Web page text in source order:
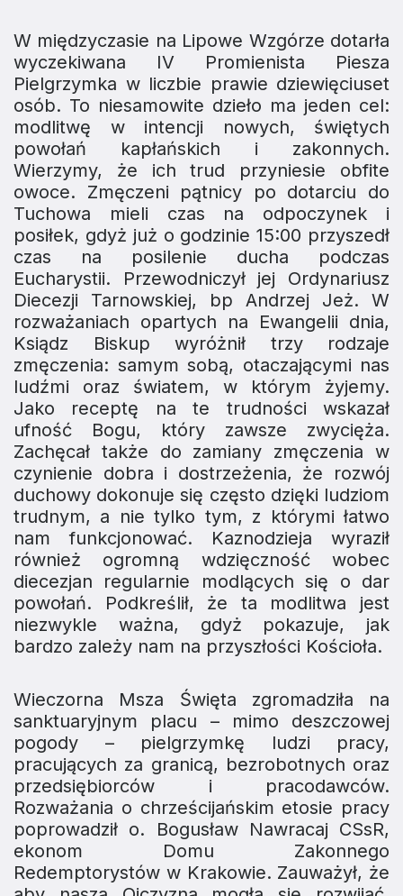
W międzyczasie na Lipowe Wzgórze dotarła
wyczekiwana IV Promienista Piesza
Pielgrzymka w liczbie prawie dziewięciuset
osób. To niesamowite dzieło ma jeden cel:
modlitwę w intencji nowych, świętych
powołań kapłańskich i zakonnych.
Wierzymy, że ich trud przyniesie obfite
owoce. Zmęczeni pątnicy po dotarciu do
Tuchowa mieli czas na odpoczynek i
posiłek, gdyż już o godzinie 15:00 przyszedł
czas na posilenie ducha podczas
Eucharystii. Przewodniczył jej Ordynariusz
Diecezji Tarnowskiej, bp Andrzej Jeż. W
rozważaniach opartych na Ewangelii dnia,
Ksiądz Biskup wyróżnił trzy rodzaje
zmęczenia: samym sobą, otaczającymi nas
ludźmi oraz światem, w którym żyjemy.
Jako receptę na te trudności wskazał
ufność Bogu, który zawsze zwycięża.
Zachęcał także do zamiany zmęczenia w
czynienie dobra i dostrzeżenia, że rozwój
duchowy dokonuje się często dzięki ludziom
trudnym, a nie tylko tym, z którymi łatwo
nam funkcjonować. Kaznodzieja wyraził
również ogromną wdzięczność wobec
diecezjan regularnie modlących się o dar
powołań. Podkreślił, że ta modlitwa jest
niezwykle ważna, gdyż pokazuje, jak
bardzo zależy nam na przyszłości Kościoła.
Wieczorna Msza Święta zgromadziła na
sanktuaryjnym placu – mimo deszczowej
pogody – pielgrzymkę ludzi pracy,
pracujących za granicą, bezrobotnych oraz
przedsiębiorców i pracodawców.
Rozważania o chrześcijańskim etosie pracy
poprowadził o. Bogusław Nawracaj CSsR,
ekonom Domu Zakonnego
Redemptorystów w Krakowie. Zauważył, że